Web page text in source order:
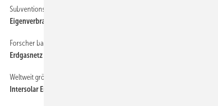
Subventionskürzungen bei Photovoltaik
Eigenverbrauch als Vermarktungsturbo
Forscher bauen Pilotanlage
Erdgasnetz soll Ökostrom speichern
Weltweit größte Solarmesse
Intersolar Europe in München